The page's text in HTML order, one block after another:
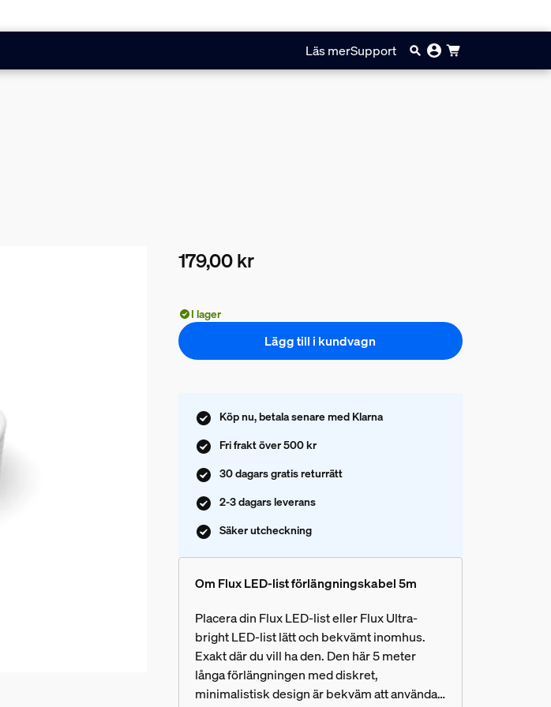
Läs merSupport
179,00 kr
I lager
Lägg till i kundvagn
Köp nu, betala senare med Klarna
Fri frakt över 500 kr
30 dagars gratis returrätt
2-3 dagars leverans
Säker utcheckning
Om Flux LED-list förlängningskabel 5m
Placera din Flux LED-list eller Flux Ultra-
bright LED-list lätt och bekvämt inomhus.
Exakt där du vill ha den. Den här 5 meter
långa förlängningen med diskret,
minimalistisk design är bekväm att använda